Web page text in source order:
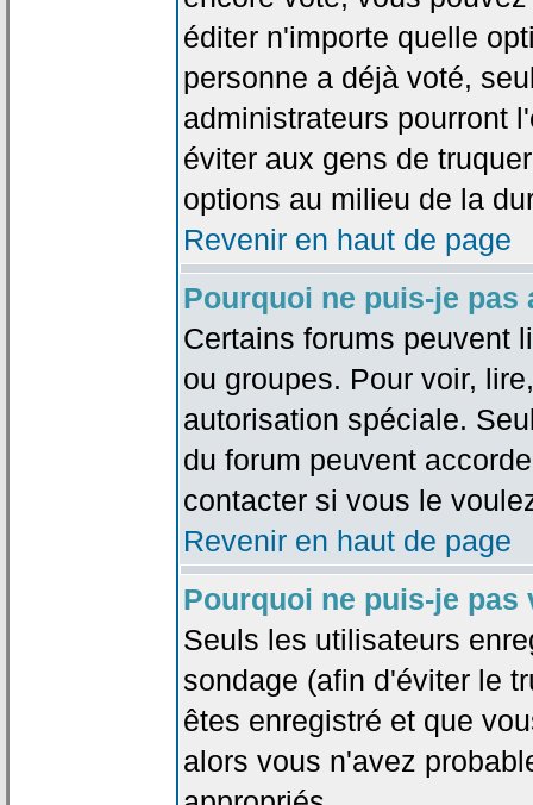
éditer n'importe quelle
personne a déjà voté,
administrateurs pourront
éviter aux gens de
options au milieu de la
Revenir en haut de page
Pourquoi ne puis-je pas
Certains forums peuvent
ou groupes. Pour voir,
autorisation spéciale.
du forum peuvent
contacter si vous le
Revenir en haut de page
Pourquoi ne puis-je pas
Seuls les utilisateurs
sondage (afin d'éviter le
êtes enregistré et que
alors vous n'avez